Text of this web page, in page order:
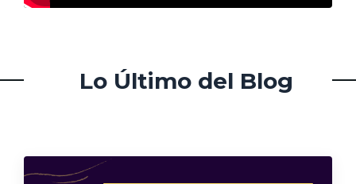
Lo Último del Blog